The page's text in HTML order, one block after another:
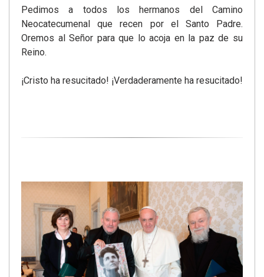
Pedimos a todos los hermanos del Camino
Neocatecumenal que recen por el Santo Padre.
Oremos al Señor para que lo acoja en la paz de su
Reino.
¡Cristo ha resucitado! ¡Verdaderamente ha resucitado!